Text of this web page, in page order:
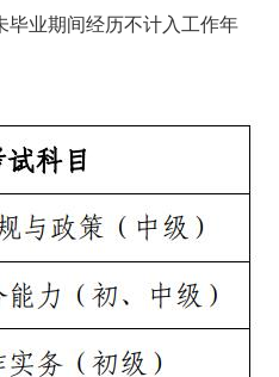
业期间经历不计入工作年